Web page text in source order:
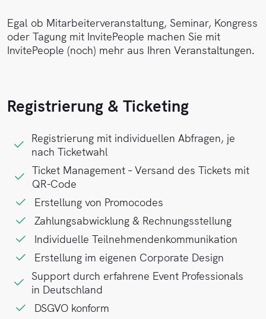
Egal ob Mitarbeiterveranstaltung, Seminar, Kongress
oder Tagung mit InvitePeople machen Sie mit
InvitePeople (noch) mehr aus Ihren Veranstaltungen.
Registrierung & Ticketing
Registrierung mit individuellen Abfragen, je
nach Ticketwahl
Ticket Management – Versand des Tickets mit
QR-Code
Erstellung von Promocodes
Zahlungsabwicklung & Rechnungsstellung
Individuelle Teilnehmendenkommunikation
Erstellung im eigenen Corporate Design
Support durch erfahrene Event Professionals
in Deutschland
DSGVO konform